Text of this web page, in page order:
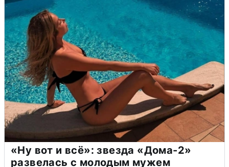
«Ну вот и всё»: звезда «Дома-2»
развелась с молодым мужем